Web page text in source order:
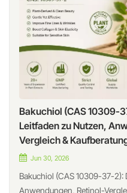
Bakuchiol (CAS 10309-
Leitfaden zu Nutzen,
Vergleich &
Jun 30, 2026
Bakuchiol (CAS 10309-37-2):
Anwendungen, Retinol-